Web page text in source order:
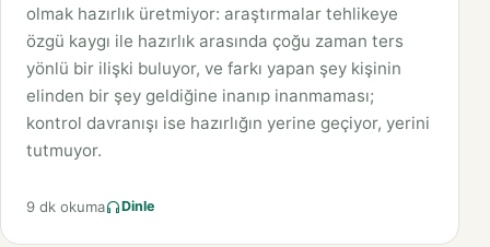
olmak hazırlık üretmiyor: araştırmalar tehlikeye
özgü kaygı ile hazırlık arasında çoğu zaman ters
yönlü bir ilişki buluyor, ve farkı yapan şey kişinin
elinden bir şey geldiğine inanıp inanmaması;
kontrol davranışı ise hazırlığın yerine geçiyor, yerini
tutmuyor.
9 dk okuma Dinle